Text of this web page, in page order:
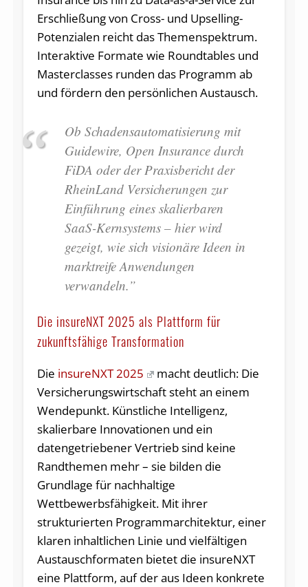
Erschließung von Cross- und Upselling-
Potenzialen reicht das Themenspektrum.
Interaktive Formate wie Roundtables und
Masterclasses runden das Programm ab
und fördern den persönlichen Austausch.
Ob Schadensautomatisierung mit
Guidewire, Open Insurance durch
FiDA oder der Praxisbericht der
RheinLand Versicherungen zur
Einführung eines skalierbaren
SaaS-Kernsystems – hier wird
gezeigt, wie sich visionäre Ideen in
marktreife Anwendungen
verwandeln.”
Die insureNXT 2025 als Plattform für
zukunftsfähige Transformation
Die insureNXT 2025
macht deutlich: Die
Versicherungswirtschaft steht an einem
Wendepunkt. Künstliche Intelligenz,
skalierbare Innovationen und ein
datengetriebener Vertrieb sind keine
Randthemen mehr – sie bilden die
Grundlage für nachhaltige
Wettbewerbsfähigkeit. Mit ihrer
strukturierten Programmarchitektur, einer
klaren inhaltlichen Linie und vielfältigen
Austauschformaten bietet die insureNXT
eine Plattform, auf der aus Ideen konkrete